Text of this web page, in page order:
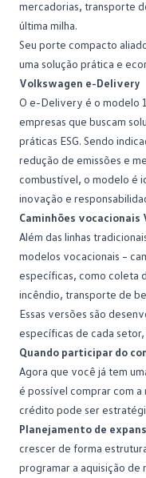
mercadorias, transporte
última milha.
Seu porte compacto
uma solução prática e
Volkswagen e-Delivery
O e-Delivery é o modelo
empresas que buscam
práticas ESG. Sendo
redução de emissões e
combustível, o modelo é
inovação e
Caminhões vocacionais
Além das linhas
modelos vocacionais –
específicas, como coleta
incêndio, transporte de
Essas versões são
específicas de cada
Quando participar do
Agora que você já tem
é possível comprar com a
crédito pode ser
Planejamento de
crescer de forma
programar a aquisição de